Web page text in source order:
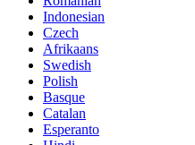
Indonesian
Czech
Afrikaans
Swedish
Polish
Basque
Catalan
Esperanto